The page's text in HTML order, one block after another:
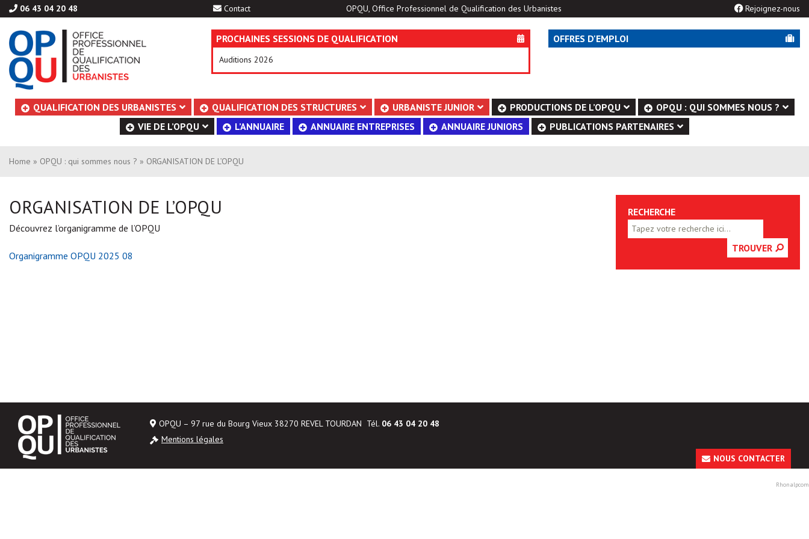
06 43 04 20 48 Contact OPQU, Office Professionnel de Qualification des Urbanistes Rejoignez-nous
PROCHAINES SESSIONS DE QUALIFICATION
Auditions 2026
OFFRES D'EMPLOI
Aller
au
QUALIFICATION DES URBANISTES QUALIFICATION DES STRUCTURES URBANISTE JUNIOR PRODUCTIONS DE L’OPQU
OPQU : QUI SOMMES NOUS ?
VIE DE L’OPQU
L’ANNUAIRE ANNUAIRE ENTREPRISES ANNUAIRE JUNIORS PUBLICATIONS PARTENAIRES
Home » OPQU : qui sommes nous ? » ORGANISATION DE L’OPQU
ORGANISATION DE L’OPQU
Découvrez l’organigramme de l’OPQU
Organigramme OPQU 2025 08
RECHERCHE
TROUVER
OPQU – 97 rue du Bourg Vieux 38270 REVEL TOURDAN Tél. 06 43 04 20 48
Mentions légales
NOUS CONTACTER
Rhonalpcom